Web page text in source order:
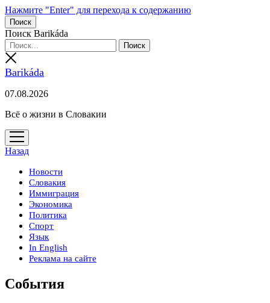
Нажмите "Enter" для перехода к содержанию
Поиск
Поиск Barikáda
Barikáda
07.08.2026
Всё о жизни в Словакии
открыть
меню
Назад
Новости
Словакия
Иммиграция
Экономика
Политика
Спорт
Язык
In English
Реклама на сайте
События